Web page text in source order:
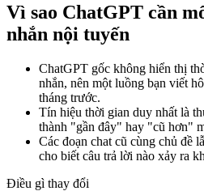
Vì sao ChatGPT cần
nhắn nội tuyến
ChatGPT gốc không hiển thị
nhắn, nên một luồng bạn viết
tháng trước.
Tín hiệu thời gian duy nhất là
thành "gần đây" hay "cũ hơn"
Các đoạn chat cũ cùng chủ đề
cho biết câu trả lời nào xảy ra
Điều gì thay đổi